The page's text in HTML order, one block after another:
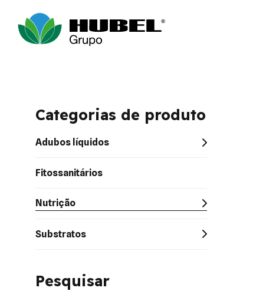
Categorias de produto
Adubos líquidos
Fitossanitários
Nutrição
Substratos
Pesquisar